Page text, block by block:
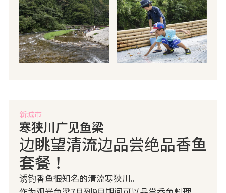
新城市
寒狭川广见鱼梁
边眺望清流边品尝绝品香鱼
套餐！
诱钓香鱼很知名的清流寒狭川。